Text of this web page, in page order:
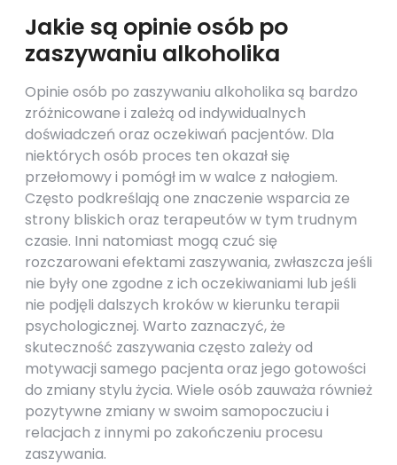
Jakie są opinie osób po
zaszywaniu alkoholika
Opinie osób po zaszywaniu alkoholika są bardzo
zróżnicowane i zależą od indywidualnych
doświadczeń oraz oczekiwań pacjentów. Dla
niektórych osób proces ten okazał się
przełomowy i pomógł im w walce z nałogiem.
Często podkreślają one znaczenie wsparcia ze
strony bliskich oraz terapeutów w tym trudnym
czasie. Inni natomiast mogą czuć się
rozczarowani efektami zaszywania, zwłaszcza jeśli
nie były one zgodne z ich oczekiwaniami lub jeśli
nie podjęli dalszych kroków w kierunku terapii
psychologicznej. Warto zaznaczyć, że
skuteczność zaszywania często zależy od
motywacji samego pacjenta oraz jego gotowości
do zmiany stylu życia. Wiele osób zauważa również
pozytywne zmiany w swoim samopoczuciu i
relacjach z innymi po zakończeniu procesu
zaszywania.